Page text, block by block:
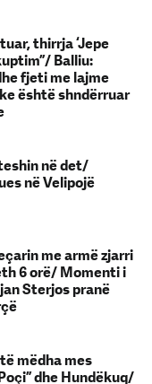
thirrja ‘Jepe
Balliu:
fjeti me lajme
është shndërruar
në det/
në Velipojë
me armë zjarri
6 orë/ Momenti i
Sterjos pranë
mëdha mes
dhe Hundëkuq/